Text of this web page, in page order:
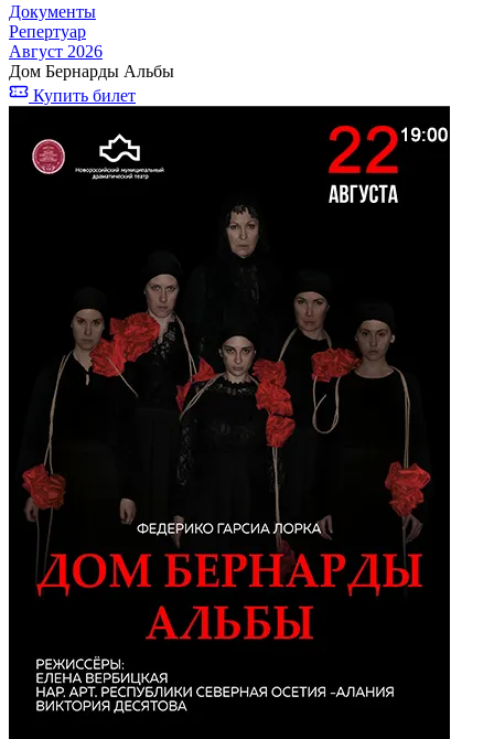
Документы
Репертуар
Август 2026
Дом Бернарды Альбы
Купить билет